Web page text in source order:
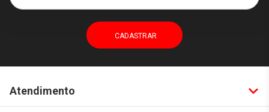
Atendimento